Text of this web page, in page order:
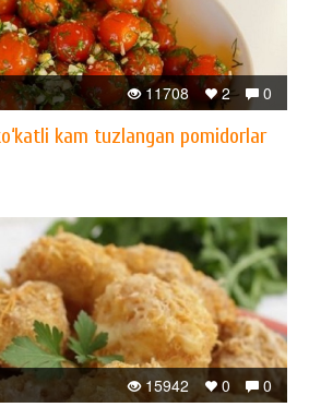
0
2
11708
kam tuzlangan pomidorlar
0
0
15942